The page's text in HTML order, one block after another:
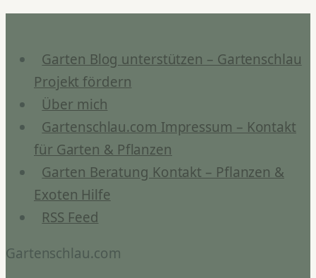
Garten Blog unterstützen – Gartenschlau
Projekt fördern
Über mich
Gartenschlau.com Impressum – Kontakt
für Garten & Pflanzen
Garten Beratung Kontakt – Pflanzen &
Exoten Hilfe
RSS Feed
Gartenschlau.com